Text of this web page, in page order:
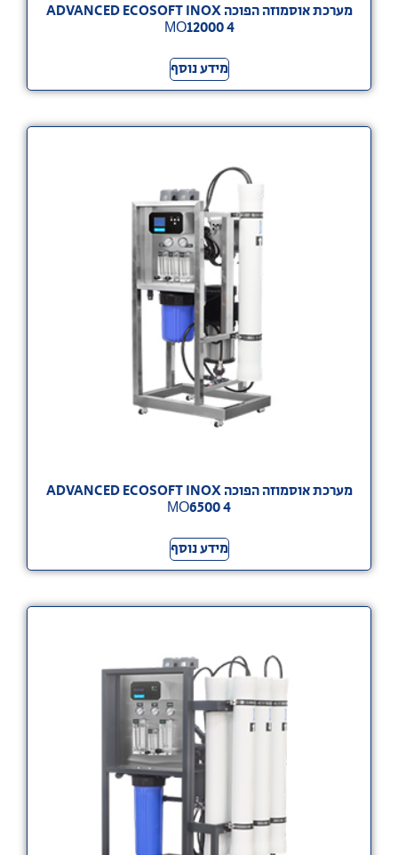
מערכת אוסמוזה הפוכה ADVANCED ECOSOFT INOX
МО12000 4
מידע נוסף
מערכת אוסמוזה הפוכה ADVANCED ECOSOFT INOX
МО6500 4
מידע נוסף